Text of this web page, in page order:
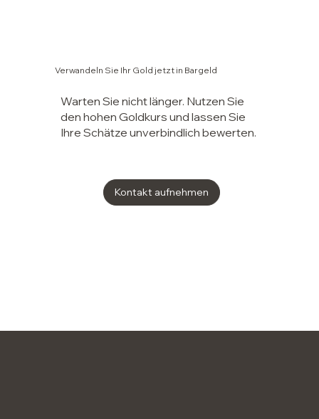
Verwandeln Sie Ihr Gold jetzt in Bargeld
Warten Sie nicht länger. Nutzen Sie
den hohen Goldkurs und lassen Sie
Ihre Schätze unverbindlich bewerten.
Kontakt aufnehmen